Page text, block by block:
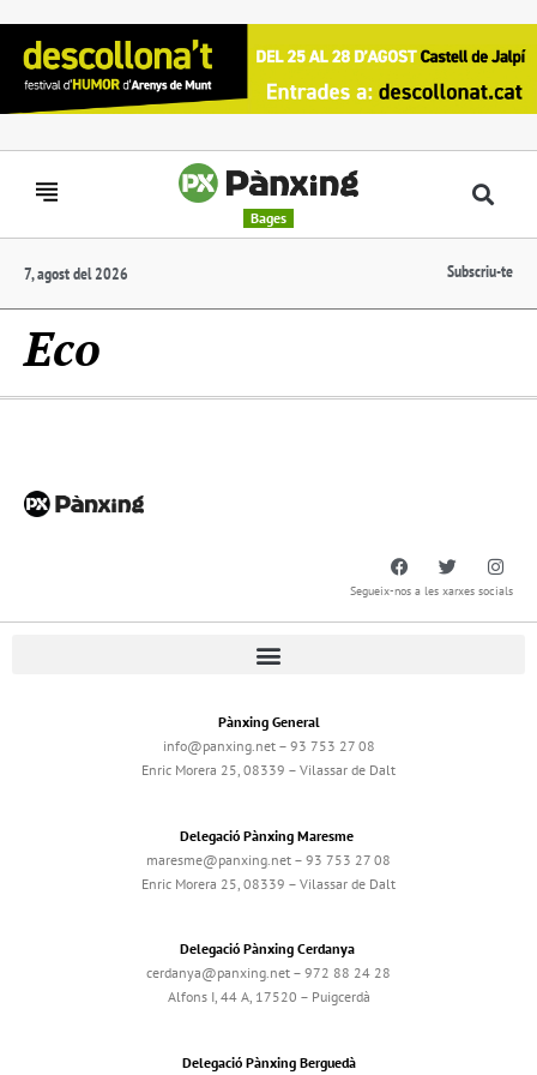
Bages
7, agost del 2026 Subscriu-te
Eco
Segueix-nos a les xarxes socials
Pànxing General
info@panxing.net – 93 753 27 08
Enric Morera 25, 08339 – Vilassar de Dalt
Delegació Pànxing Maresme
maresme@panxing.net – 93 753 27 08
Enric Morera 25, 08339 – Vilassar de Dalt
Delegació Pànxing Cerdanya
cerdanya@panxing.net – 972 88 24 28
Alfons I, 44 A, 17520 – Puigcerdà
Delegació Pànxing Berguedà